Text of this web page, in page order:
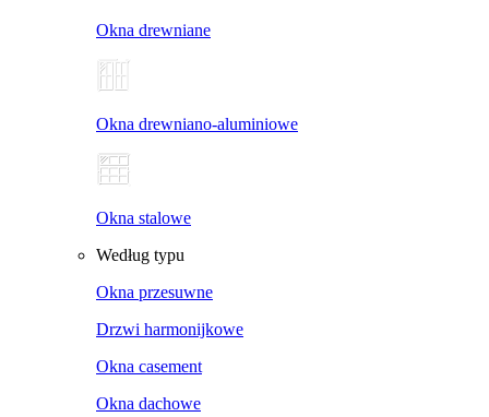
Okna drewniane
Okna drewniano-aluminiowe
Okna stalowe
Według typu
Okna przesuwne
Drzwi harmonijkowe
Okna casement
Okna dachowe